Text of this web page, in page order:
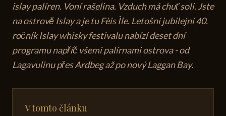
islay palíren. Voní rašelina. Vzduch má chuť soli. Jste
na ostrově Islay a je tu Fèis Ìle. Letošní jubilejní 40.
ročník Islay whisky festivalu nabízí deset dní
programu napříč všemi palírnami ostrova - od
Lagavulinu přes Ardbeg až po nový Laggan Bay.
V tomto článku